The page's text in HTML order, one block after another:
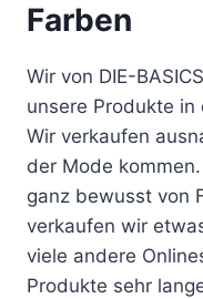
Farben
Wir von DIE-
unsere Produkte
Wir verkaufen
der Mode
ganz bewusst von
verkaufen wir
viele andere
Produkte sehr